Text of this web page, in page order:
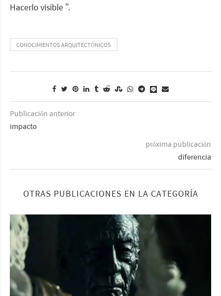
Hacerlo visible ”.
CONOCIMIENTOS ARQUITECTÓNICOS
Publicación anterior
impacto
próxima publicación
diferencia
OTRAS PUBLICACIONES EN LA CATEGORÍA